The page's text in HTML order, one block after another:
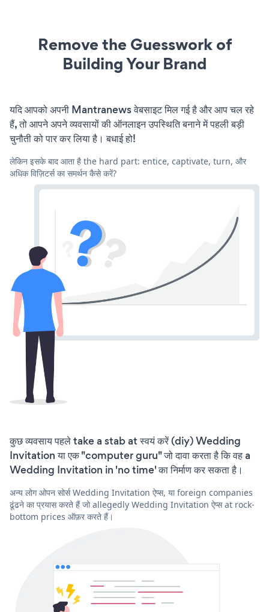
Remove the Guesswork of
Building Your Brand
यदि आपको अपनी Mantranews वेबसाइट मिल गई है और आप चल रहे
हैं, तो आपने अपने व्यवसायों की ऑनलाइन उपस्थिति बनाने में पहली बड़ी
चुनौती को पार कर लिया है। बधाई हो!
लेकिन इसके बाद आता है the hard part: entice, captivate, turn, और
अधिक विज़िटर्स का समर्थन कैसे करें?
कुछ व्यवसाय पहले take a stab at स्वयं करें (diy) Wedding
Invitation या एक "computer guru" जो दावा करता है कि वह a
Wedding Invitation in 'no time' का निर्माण कर सकता है।
अन्य लोग ओपन सोर्स Wedding Invitation ऐप्स, या foreign companies
ढूंढने का प्रयास करते हैं जो allegedly Wedding Invitation ऐप्स at rock-
bottom prices ऑफ़र करते हैं।